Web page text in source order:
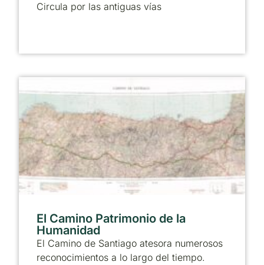
Circula por las antiguas vías
El Camino Patrimonio de la
Humanidad
El Camino de Santiago atesora numerosos
reconocimientos a lo largo del tiempo.